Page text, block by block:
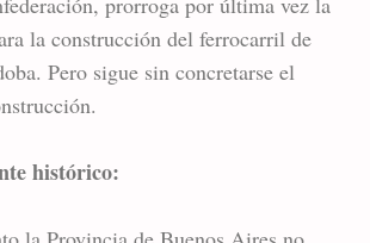
la construcción del ferrocarril de
Pero sigue sin concretarse el
histórico: